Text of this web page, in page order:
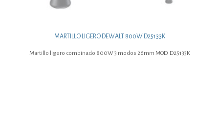
MARTILLO LIGERO DEWALT 800W D25133K
Martillo ligero combinado 800W 3 modos 26mm MOD. D25133K